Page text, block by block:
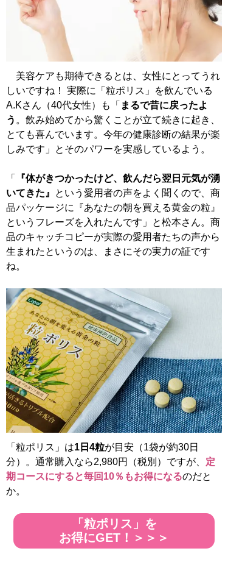
美容ケアも期待できるとは、女性にとってうれ
しいですね！ 実際に「粒ポリス」を飲んでいる
A.Kさん（40代女性）も「 まるで昔に戻ったよ
う 。飲み始めてから驚くことが立て続きに起き、
とても喜んでいます。今年の健康診断の結果が楽
しみです」とそのパワーを実感しているよう。
「
『体がきつかったけど、飲んだら翌日元気が湧
いてきた』
という愛用者の声をよく聞くので、商
品パッケージに『あなたの朝を買える黄金の粒』
というフレーズを入れたんです」と松本さん。商
品のキャッチコピーが実際の愛用者たちの声から
生まれたというのは、まさにその実力の証です
ね。
「粒ポリス」は1日4粒が目安（1袋が約30日
分）。通常購入なら2,980円（税別）ですが、 定
期コースにすると毎回10％もお得になるのだと
か。
「粒ポリス」を
お得にGET！＞＞＞